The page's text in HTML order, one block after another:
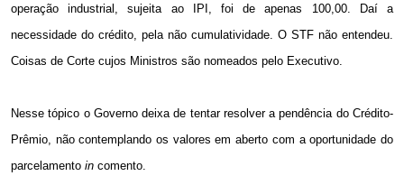
operação industrial, sujeita ao IPI, foi de apenas 100,00. Daí a
necessidade do crédito, pela não cumulatividade. O STF não entendeu.
Coisas de Corte cujos Ministros são nomeados pelo Executivo.
Nesse tópico o Governo deixa de tentar resolver a pendência do Crédito-
Prêmio, não contemplando os valores em aberto com a oportunidade do
parcelamento in comento.